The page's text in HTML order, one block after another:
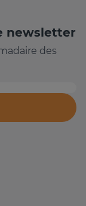
newsletter
des